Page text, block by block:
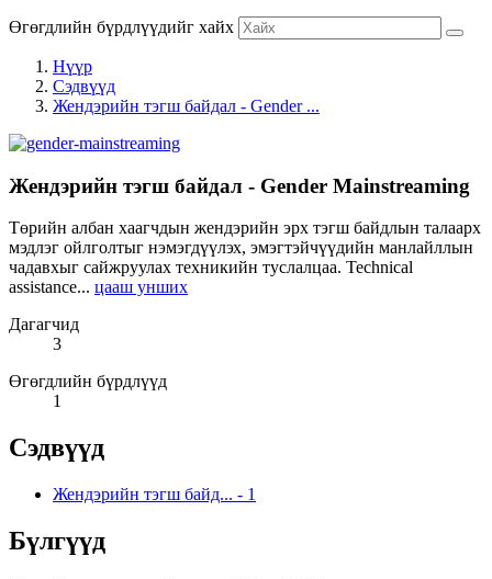
Өгөгдлийн бүрдлүүдийг хайх
Нүүр
Сэдвүүд
Жендэрийн тэгш байдал - Gender ...
Жендэрийн тэгш байдал - Gender Mainstreaming
Төрийн албан хаагчдын жендэрийн эрх тэгш байдлын талаарх
мэдлэг ойлголтыг нэмэгдүүлэх, эмэгтэйчүүдийн манлайллын
чадавхыг сайжруулах техникийн туслалцаа. Technical
assistance... цааш унших
Дагагчид
3
Өгөгдлийн бүрдлүүд
1
Сэдвүүд
Жендэрийн тэгш байд... - 1
Бүлгүүд